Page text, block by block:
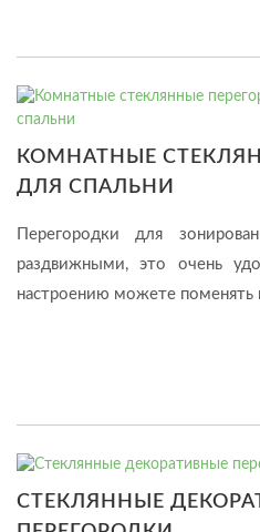
КОМНАТНЫЕ
ДЛЯ СПАЛЬНИ
Перегородки для
раздвижными, это очень
настроению можете поменять
СТЕКЛЯННЫЕ